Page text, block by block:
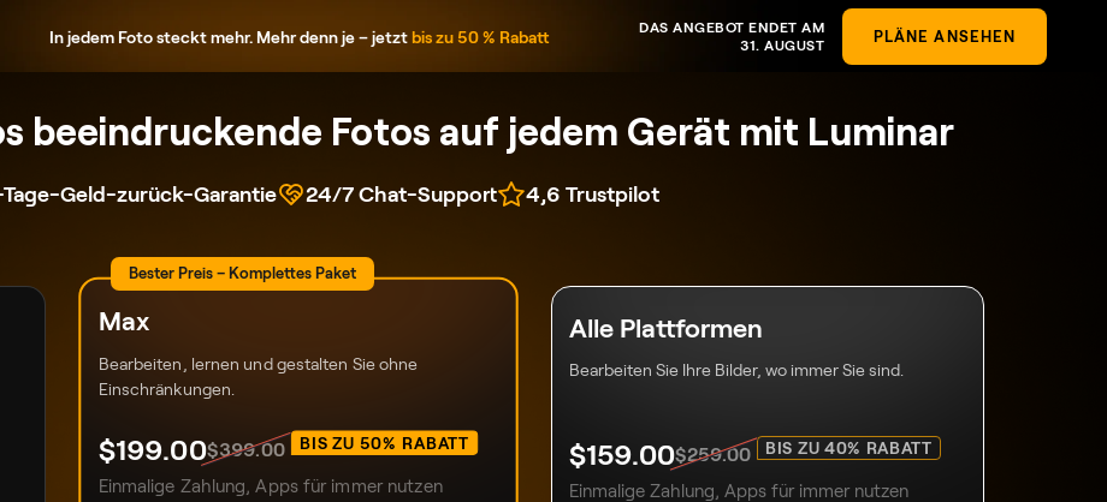
In jedem Foto steckt mehr. Mehr denn je – jetzt bis zu 50 % Rabatt
DAS ANGEBOT ENDET AM
31. AUGUST
PLÄNE ANSEHEN
beeindruckende Fotos auf jedem Gerät mit Luminar
Geld-zurück-Garantie 24/7 Chat-Support 4,6 Trustpilot
Bester Preis – Komplettes Paket
Max
Bearbeiten, lernen und gestalten Sie ohne
Einschränkungen.
$199.00$399.00 BIS ZU 50% RABATT
Einmalige Zahlung, Apps für immer nutzen
Alle Plattformen
Bearbeiten Sie Ihre Bilder, wo immer Sie sind.
$159.00$259.00 BIS ZU 40% RABATT
Einmalige Zahlung, Apps für immer nutzen